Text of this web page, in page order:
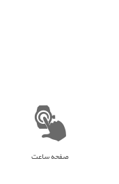
صفحه ساعت